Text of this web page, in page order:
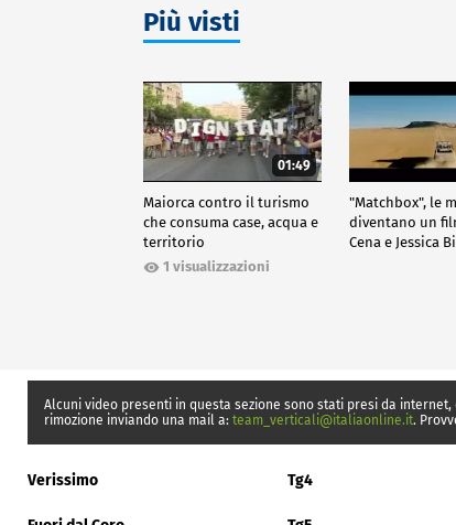
Più visti
01:49
Maiorca contro il turismo
che consuma case, acqua e
territorio
1 visualizzazioni
"Matchbox", le
diventano un
Cena e Jessica
Alcuni video presenti in questa sezione sono stati presi da
rimozione inviando una mail a: team_verticali@italiaonline.it.
Verissimo Tg4